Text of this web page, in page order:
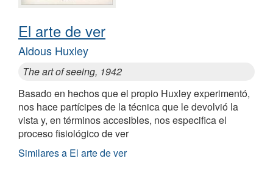
El arte de ver
Aldous Huxley
The art of seeing, 1942
Basado en hechos que el propio Huxley experimentó,
nos hace partícipes de la técnica que le devolvió la
vista y, en términos accesibles, nos especifica el
proceso fisiológico de ver
Similares a El arte de ver